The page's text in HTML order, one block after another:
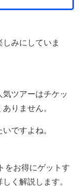
みにしていま
ツアーはチケッ
りません。
ですよね。
をお得にゲットす
く解説します。